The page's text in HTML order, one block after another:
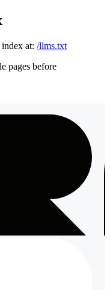
at: /llms.txt
pages before